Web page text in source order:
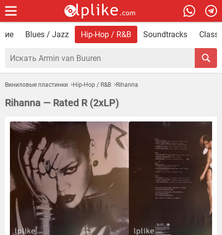
Blues / Jazz Hip-Hop / R&B Soundtracks
Виниловые пластинки Hip-Hop / R&B Rihanna
Rihanna — Rated R (2xLP)